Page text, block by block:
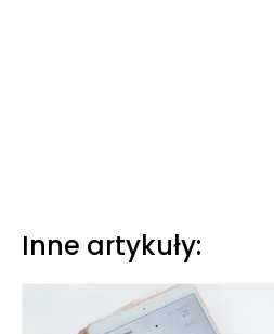
Inne artykuły: